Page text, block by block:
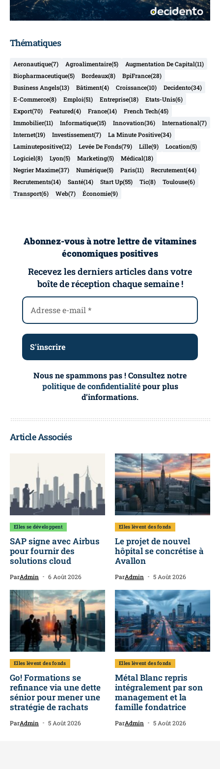
Thématiques
Aeronautique(7) Agroalimentaire(5) Augmentation De Capital(11)
Biopharmaceutique(5) Bordeaux(8) BpiFrance(28)
Business Angels(13) Bâtiment(4) Croissance(10) Decidento(34)
E-Commerce(8) Emploi(51) Entreprise(18) Etats-Unis(6)
Export(70) Featured(4) France(14) French Tech(45)
Immobilier(11) Informatique(15) Innovation(36) International(7)
Internet(19) Investissement(7) La Minute Positive(34)
Laminutepositive(12) Levée De Fonds(79) Lille(9) Location(5)
Logiciel(8) Lyon(5) Marketing(5) Médical(18)
Negrier Maxime(37) Numérique(5) Paris(11) Recrutement(44)
Recrutements(14) Santé(14) Start Up(55) Tic(8) Toulouse(6)
Transport(6) Web(7) Économie(9)
Abonnez-vous à notre lettre de vitamines
économiques positives
Recevez les derniers articles dans votre
boîte de réception chaque semaine !
Nous ne spammons pas ! Consultez notre
politique de confidentialitépour plus
d’informations.
Article Associés
Elles se développent
SAP signe avec Airbus
pour fournir des
solutions cloud
ParAdmin 6 Août 2026
Elles lèvent des fonds
Le projet de nouvel
hôpital se concrétise à
Avallon
ParAdmin 5 Août 2026
Elles lèvent des fonds
Go! Formations se
refinance via une dette
sénior pour mener une
stratégie de rachats
ParAdmin 5 Août 2026
Elles lèvent des fonds
Métal Blanc repris
intégralement par son
management et la
famille fondatrice
ParAdmin 5 Août 2026